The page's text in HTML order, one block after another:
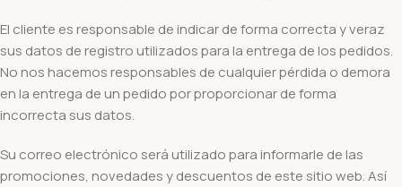
El cliente es responsable de indicar de forma correcta y veraz
sus datos de registro utilizados para la entrega de los pedidos.
No nos hacemos responsables de cualquier pérdida o demora
en la entrega de un pedido por proporcionar de forma
incorrecta sus datos.
Su correo electrónico será utilizado para informarle de las
promociones, novedades y descuentos de este sitio web. Así